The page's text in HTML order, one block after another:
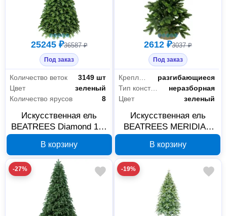
25245 ₽36587 ₽
Под заказ
Количество веток
3149 шт
Цвет
зеленый
Количество ярусов
8
Искусственная ель
BEATREES Diamond 180
В корзину
2612 ₽3037 ₽
Под заказ
Крепление веток
разгибающиеся
Тип конструкции
неразборная
Цвет
зеленый
Искусственная ель
BEATREES MERIDIAN
В корзину
-27% -19%